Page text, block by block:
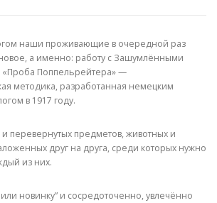
наши проживающие в очередной раз
а именно: работу с Зашумлëнными
Поппельрейтера» —
методика, разработанная немецким
в 1917 году.
и перевернутых предметов, животных и
друг на друга, среди которых нужно
из них.
новинку” и сосредоточенно, увлечëнно